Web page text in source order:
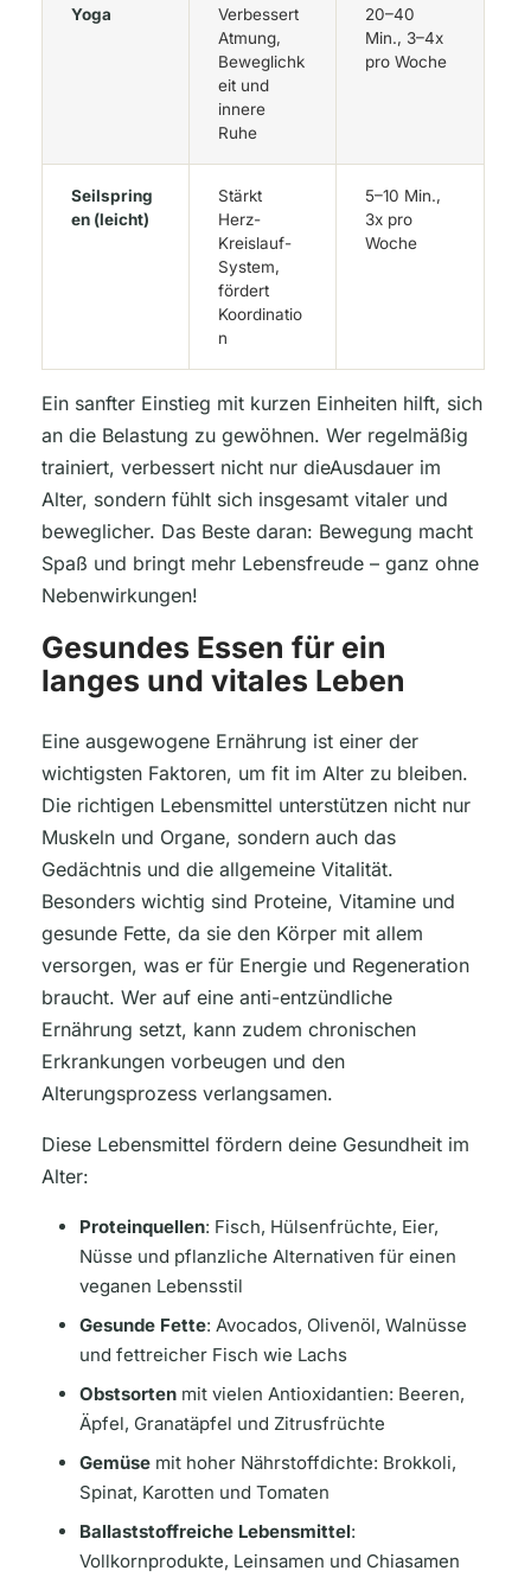
Yoga
Verbessert
Atmung,
Beweglichk
eit und
innere
Ruhe
20–40
Min., 3–4x
pro Woche
Seilspring
en (leicht)
Stärkt
Herz-
Kreislauf-
System,
fördert
Koordinatio
n
5–10 Min.,
3x pro
Woche
Ein sanfter Einstieg mit kurzen Einheiten hilft, sich
an die Belastung zu gewöhnen. Wer regelmäßig
trainiert, verbessert nicht nur dieAusdauer im
Alter, sondern fühlt sich insgesamt vitaler und
beweglicher. Das Beste daran: Bewegung macht
Spaß und bringt mehr Lebensfreude – ganz ohne
Nebenwirkungen!
Gesundes Essen für ein
langes und vitales Leben
Eine ausgewogene Ernährung ist einer der
wichtigsten Faktoren, um fit im Alter zu bleiben.
Die richtigen Lebensmittel unterstützen nicht nur
Muskeln und Organe, sondern auch das
Gedächtnis und die allgemeine Vitalität.
Besonders wichtig sind Proteine, Vitamine und
gesunde Fette, da sie den Körper mit allem
versorgen, was er für Energie und Regeneration
braucht. Wer auf eine anti-entzündliche
Ernährung setzt, kann zudem chronischen
Erkrankungen vorbeugen und den
Alterungsprozess verlangsamen.
Diese Lebensmittel fördern deine Gesundheit im
Alter:
Proteinquellen: Fisch, Hülsenfrüchte, Eier,
Nüsse und pflanzliche Alternativen für einen
veganen Lebensstil
Gesunde Fette: Avocados, Olivenöl, Walnüsse
und fettreicher Fisch wie Lachs
Obstsorten mit vielen Antioxidantien: Beeren,
Äpfel, Granatäpfel und Zitrusfrüchte
Gemüse mit hoher Nährstoffdichte: Brokkoli,
Spinat, Karotten und Tomaten
Ballaststoffreiche Lebensmittel:
Vollkornprodukte, Leinsamen und Chiasamen